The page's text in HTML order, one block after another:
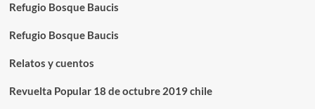
Refugio Bosque Baucis
Refugio Bosque Baucis
Relatos y cuentos
Revuelta Popular 18 de octubre 2019 chile